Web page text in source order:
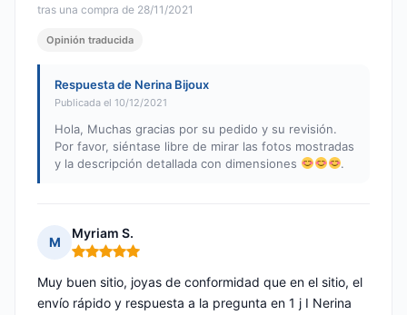
tras una compra de 28/11/2021
Opinión traducida
Respuesta de Nerina Bijoux
Publicada el 10/12/2021
Hola, Muchas gracias por su pedido y su revisión.
Por favor, siéntase libre de mirar las fotos mostradas
y la descripción detallada con dimensiones
.
M
Myriam S.
Nota: 5 de 5
Muy buen sitio, joyas de conformidad que en el sitio, el
envío rápido y respuesta a la pregunta en 1 j I Nerina